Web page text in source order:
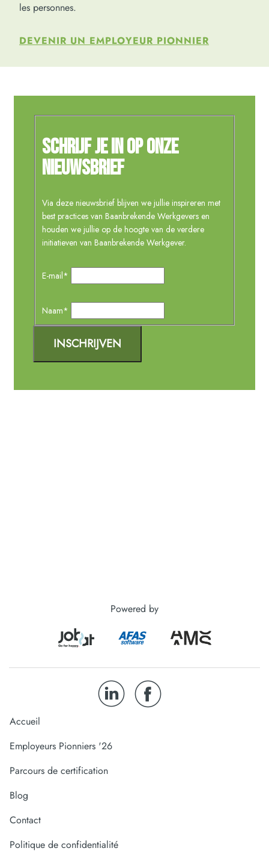
les personnes.
DEVENIR UN EMPLOYEUR PIONNIER
Powered by
Accueil
Employeurs Pionniers '26
Parcours de certification
Blog
Contact
Politique de confidentialité